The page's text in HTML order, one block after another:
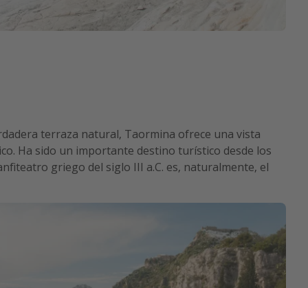
terraza natural, Taormina ofrece una vista
Ha sido un importante destino turístico desde los
griego del siglo III a.C. es, naturalmente, el